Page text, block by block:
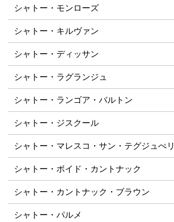
シャトー・モンローズ
シャトー・キルヴァン
シャトー・ディッサン
シャトー・ラグランジュ
シャトー・ランゴア・バルトン
シャトー・ジスクール
シャトー・マレスコ・サン・テグジュぺリ
シャトー・ボイド・カントナック
シャトー・カントナック・ブラウン
シャトー・パルメ